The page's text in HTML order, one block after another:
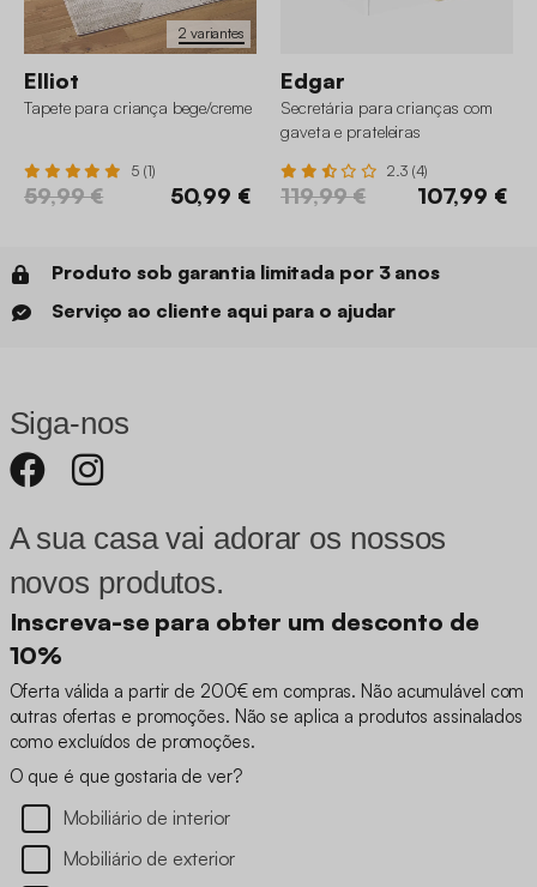
2 variantes
Elliot
Tapete para criança bege/creme
5 (1)
59,99 € 50,99 €
Edgar
Secretária para crianças com
gaveta e prateleiras
2.3 (4)
119,99 € 107,99 €
Produto sob garantia limitada por 3 anos
Serviço ao cliente aqui para o ajudar
Siga-nos
A sua casa vai adorar os nossos
novos produtos.
Inscreva-se para obter um desconto de
10%
Oferta válida a partir de 200€ em compras. Não acumulável com
outras ofertas e promoções. Não se aplica a produtos assinalados
como excluídos de promoções.
O que é que gostaria de ver?
Mobiliário de interior
Mobiliário de exterior